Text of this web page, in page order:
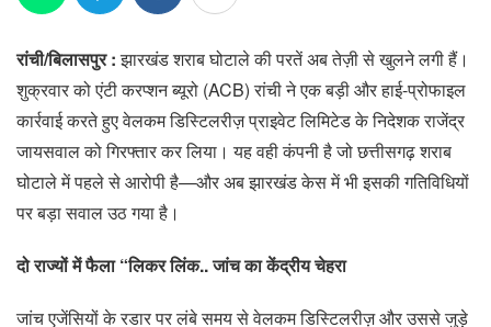
रांची/बिलासपुर :झारखंड शराब घोटाले की परतें अब तेज़ी से खुलने लगी हैं।
शुक्रवार को एंटी करप्शन ब्यूरो (ACB) रांची ने एक बड़ी और हाई-प्रोफाइल
कार्रवाई करते हुए वेलकम डिस्टिलरीज़ प्राइवेट लिमिटेड के निदेशक राजेंद्र
जायसवाल को गिरफ्तार कर लिया। यह वही कंपनी है जो छत्तीसगढ़ शराब
घोटाले में पहले से आरोपी है—और अब झारखंड केस में भी इसकी गतिविधियों
पर बड़ा सवाल उठ गया है।
दो राज्यों में फैला “लिकर लिंक.. जांच का केंद्रीय चेहरा
जांच एजेंसियों के रडार पर लंबे समय से वेलकम डिस्टिलरीज़ और उससे जुड़े